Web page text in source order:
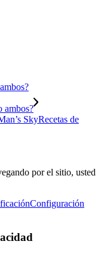
Recetas de
por el sitio, usted
Configuración